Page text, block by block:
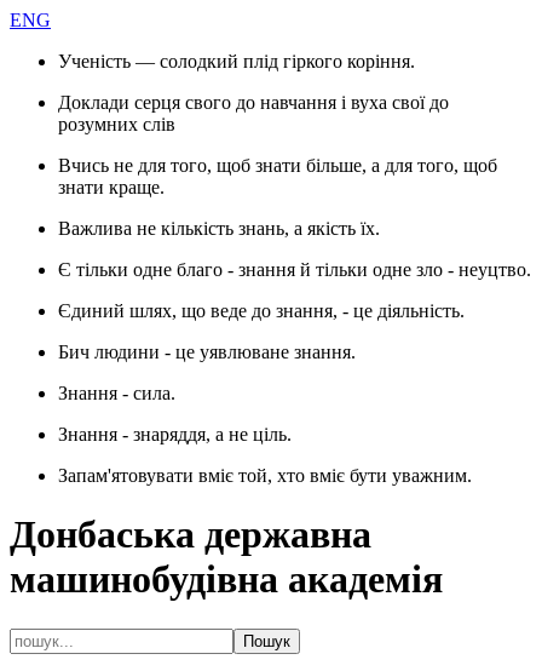
ENG
Ученість — солодкий плід гіркого коріння.
Доклади серця свого до навчання і вуха свої до
розумних слів
Вчись не для того, щоб знати більше, а для того, щоб
знати краще.
Важлива не кількість знань, а якість їх.
Є тільки одне благо - знання й тільки одне зло - неуцтво.
Єдиний шлях, що веде до знання, - це діяльність.
Бич людини - це уявлюване знання.
Знання - сила.
Знання - знаряддя, а не ціль.
Запам'ятовувати вміє той, хто вміє бути уважним.
Донбаська державна
машинобудівна академія